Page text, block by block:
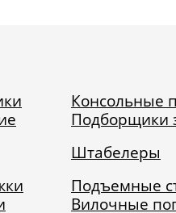
Консольные
Подборщики
Штабелеры
Подъемные
Вилочные